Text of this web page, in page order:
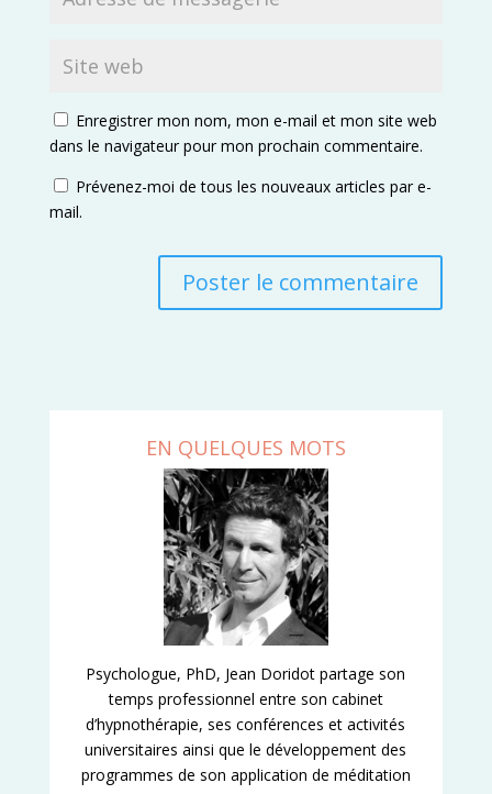
Enregistrer mon nom, mon e-mail et mon site web
dans le navigateur pour mon prochain commentaire.
Prévenez-moi de tous les nouveaux articles par e-
mail.
EN QUELQUES MOTS
Psychologue, PhD, Jean Doridot partage son
temps professionnel entre son cabinet
d’hypnothérapie, ses conférences et activités
universitaires ainsi que le développement des
programmes de son application de méditation